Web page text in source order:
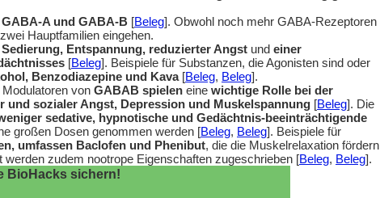
A und GABA-B [Beleg]. Obwohl noch mehr GABA-Rezeptoren
Hauptfamilien eingehen.
Entspannung, reduzierter Angst und einer
[Beleg]. Beispiele für Substanzen, die Agonisten sind oder
Benzodiazepine und Kava[Beleg, Beleg].
von GABAB spielen eine wichtige Rolle bei der
und sozialer Angst, Depression und Muskelspannung [Beleg]. Die
sedative, hypnotische und Gedächtnis-beeinträchtigende
großen Dosen genommen werden [Beleg, Beleg]. Beispiele für
umfassen Baclofen und Phenibut, die die Muskelrelaxation fördern
werden zudem nootrope Eigenschaften zugeschrieben [Beleg, Beleg].
BioHacks sichern!